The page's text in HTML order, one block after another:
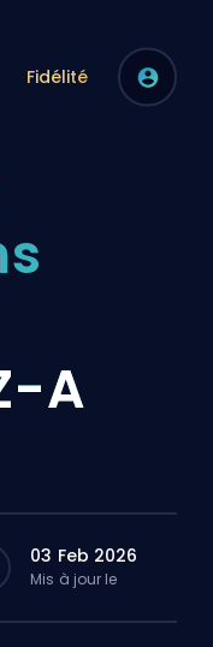
Fidélité
A
03 Feb 2026
Mis à jour le